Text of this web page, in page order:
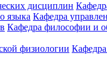
дисциплин
языка Кафедра
Кафедра философии и
физиологии